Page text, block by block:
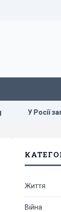
У Росії
Життя
Війна